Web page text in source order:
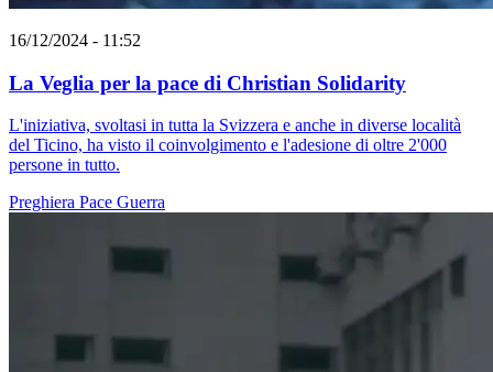
16/12/2024 - 11:52
La Veglia per la pace di Christian Solidarity
L'iniziativa, svoltasi in tutta la Svizzera e anche in diverse località
del Ticino, ha visto il coinvolgimento e l'adesione di oltre 2'000
persone in tutto.
Preghiera Pace Guerra